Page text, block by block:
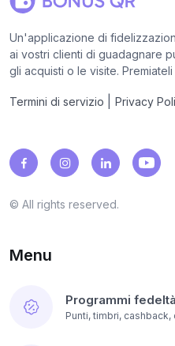
Un'applicazione di
ai vostri clienti di guadagnare
gli acquisti o le visite.
Termini di servizio Privacy
© All rights reserved.
Menu
Programmi fedeltà
Punti, timbri,